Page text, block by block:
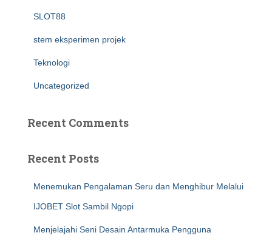
SLOT88
stem eksperimen projek
Teknologi
Uncategorized
Recent Comments
Recent Posts
Menemukan Pengalaman Seru dan Menghibur Melalui
IJOBET Slot Sambil Ngopi
Menjelajahi Seni Desain Antarmuka Pengguna